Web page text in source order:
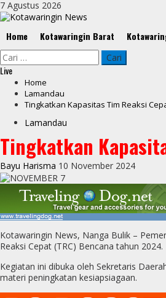
Skip
to
7 Agustus 2026
Menu
Home Kotawaringin Barat
Cari
untuk:
Live
Home
Lamandau
Tingkatkan Kapasitas Tim Reaksi
Lamandau
Tingkatkan
Bayu Harisma 10 November 2024
Kotawaringin News, Nanga Bulik –
Reaksi Cepat (TRC) Bencana tahun 2024.
Kegiatan ini dibuka oleh Sekretaris
materi peningkatan kesiapsiagaan.